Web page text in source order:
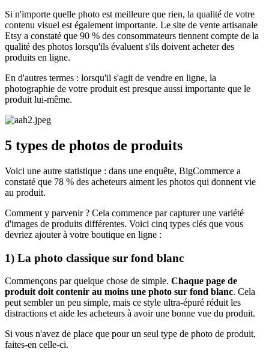
Si n'importe quelle photo est meilleure que rien, la qualité de votre
contenu visuel est également importante. Le site de vente artisanale
Etsy a constaté que 90 % des consommateurs tiennent compte de la
qualité des photos lorsqu'ils évaluent s'ils doivent acheter des
produits en ligne.
En d'autres termes : lorsqu'il s'agit de vendre en ligne, la
photographie de votre produit est presque aussi importante que le
produit lui-même.
5 types de photos de produits
Voici une autre statistique : dans une enquête, BigCommerce a
constaté que 78 % des acheteurs aiment les photos qui donnent vie
au produit.
Comment y parvenir ? Cela commence par capturer une variété
d'images de produits différentes. Voici cinq types clés que vous
devriez ajouter à votre boutique en ligne :
1) La photo classique sur fond blanc
Commençons par quelque chose de simple. Chaque page de
produit doit contenir au moins une photo sur fond blanc. Cela
peut sembler un peu simple, mais ce style ultra-épuré réduit les
distractions et aide les acheteurs à avoir une bonne vue du produit.
Si vous n'avez de place que pour un seul type de photo de produit,
faites-en celle-ci.